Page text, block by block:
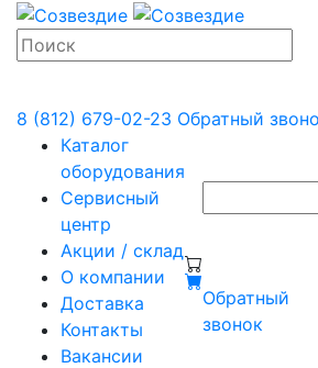
8 (812) 679-02-23 Обратный
Каталог
оборудования
Сервисный
центр
Акции / склад
О компании
Доставка
Контакты
Вакансии
Обратный
звонок